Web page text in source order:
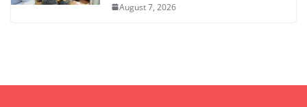
August 7, 2026